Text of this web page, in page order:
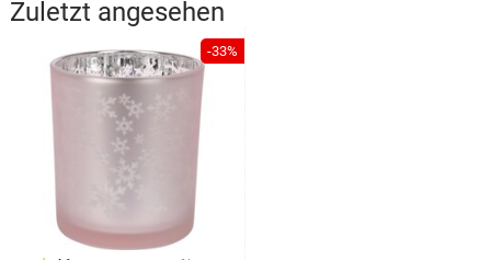
Zuletzt angesehen
-33%